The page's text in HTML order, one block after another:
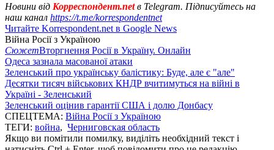
Новини від Корреспондент.netв Telegram. Підписуйтесь на
наш канал https://t.me/korrespondentnet
Читайте Korrespondent.net в Google News
Війна Росії з Україною
СюжетВторгнення Росії в Україну. Онлайн
Одеса зазнала масованої атаки
Зеленський про українську балістику: Буде, але є "але"
Десятки тисяч військових КНДР вчитимуться на війні в
Україні - Зеленський
Зеленський оцінив гарантії США і долю Донбасу
СПЕЦТЕМА: Війна Росії з Україною
ТЕГИ: война, Черниговская область
Якщо ви помітили помилку, виділіть необхідний текст і